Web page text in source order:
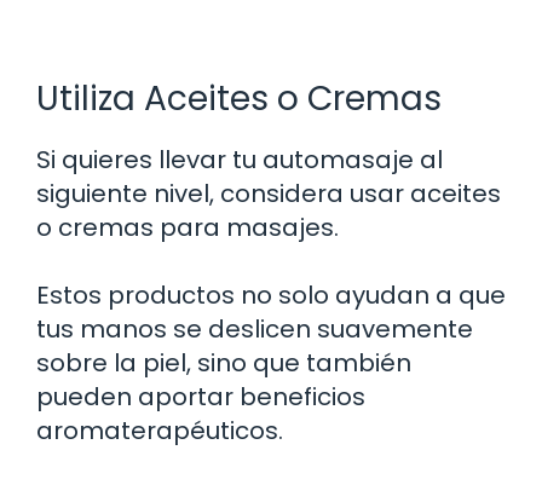
Utiliza Aceites o Cremas
Si quieres llevar tu automasaje al
siguiente nivel, considera usar aceites
o cremas para masajes.
Estos productos no solo ayudan a que
tus manos se deslicen suavemente
sobre la piel, sino que también
pueden aportar beneficios
aromaterapéuticos.